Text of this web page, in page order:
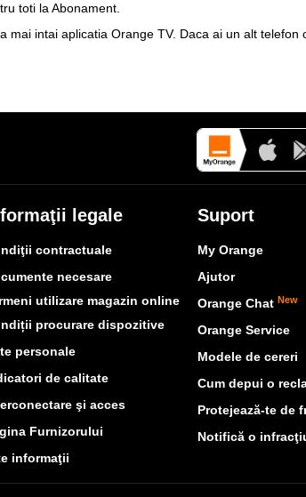
toti la Abonament.
mai intai aplicatia Orange TV. Daca ai un alt telefon
legale
contractuale
necesare
utilizare magazin online
procurare dispozitive
personale
de calitate
şi acces
Furnizorului
informaţii
Suport
My Orange
Ajutor
Orange Chat New
Orange Service
Modele de cereri
Cum depui o
Protejează-te de
Notifică o